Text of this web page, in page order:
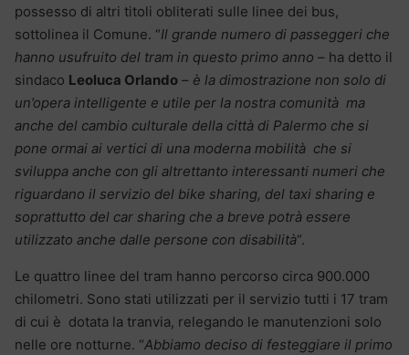
possesso di altri titoli obliterati sulle linee dei bus,
sottolinea il Comune. “Il grande numero di passeggeri che
hanno usufruito del tram in questo primo anno – ha detto il
sindaco Leoluca Orlando – è la dimostrazione non solo di
un’opera intelligente e utile per la nostra comunità ma
anche del cambio culturale della città di Palermo che si
pone ormai ai vertici di una moderna mobilità che si
sviluppa anche con gli altrettanto interessanti numeri che
riguardano il servizio del bike sharing, del taxi sharing e
soprattutto del car sharing che a breve potrà essere
utilizzato anche dalle persone con disabilità“.
Le quattro linee del tram hanno percorso circa 900.000
chilometri. Sono stati utilizzati per il servizio tutti i 17 tram
di cui è dotata la tranvia, relegando le manutenzioni solo
nelle ore notturne. “Abbiamo deciso di festeggiare il primo